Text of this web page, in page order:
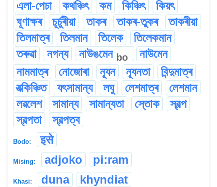
এলা-পেচা
কথঞ্চিৎ কম কিঞ্চিৎ
কিয়ৎ
ঘূণাক্ষৰ
চূৰ্চুৰীয়া তাকৰ তাকৰ-তুকৰ
তাকৰীয়া
তিলমাত্ৰ
তিলমান তিলেক
তিলেকমান
তৰুৱা
নগন্য নাউঙমেন bo
নাউমেন
নামমাত্ৰ
নোজোৰা ন্যূন ন্যূনতা
বিন্দুমাত্ৰ
যত্‍‍কিঞ্চিত
যৎসামান্য লঘু লেশমাত্ৰ
লেশমান
লৱলেশ
সামান্য সামান্যতা স্তোক
স্বল্প
স্বল্পতা
স্বল্পত্ব
Bodo: इसे
Mising: adjoko pi:ram
Khasi: duna
khyndiat